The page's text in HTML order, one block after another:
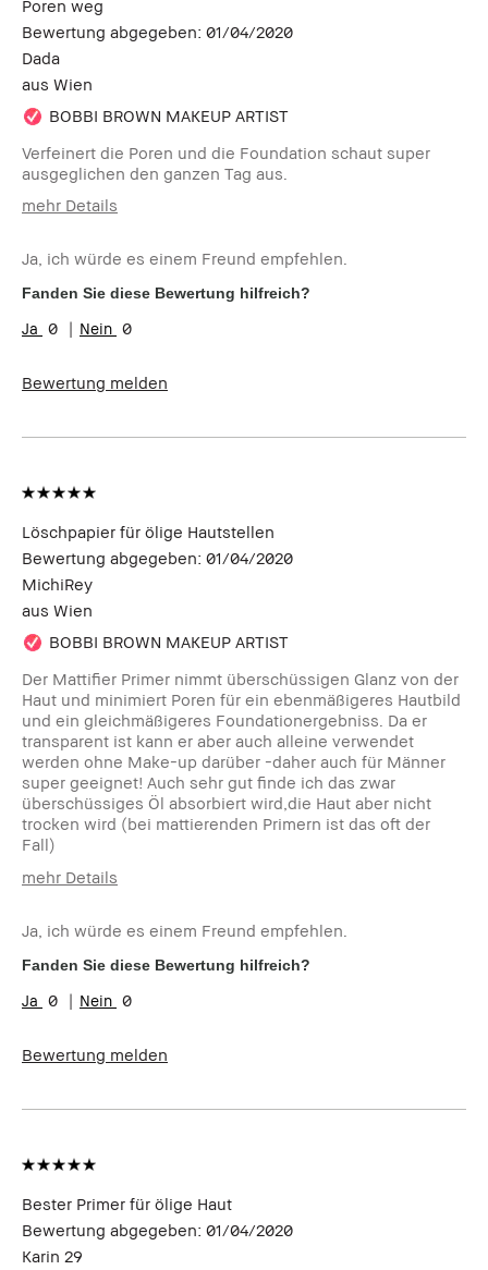
Poren weg
Bewertung abgegeben: 01/04/2020
Dada
aus Wien
BOBBI BROWN MAKEUP ARTIST
Verfeinert die Poren und die Foundation schaut super
ausgeglichen den ganzen Tag aus.
mehr Details
Hauttyp:
Mischhaut
Hautton:
Hell - Mittel
Hautbedürfnis(se):
Ja, ich würde es einem Freund empfehlen.
Fanden Sie diese Bewertung hilfreich?
0 0
Bewertung melden
Löschpapier für ölige Hautstellen
Bewertung abgegeben: 01/04/2020
MichiRey
aus Wien
BOBBI BROWN MAKEUP ARTIST
Der Mattifier Primer nimmt überschüssigen Glanz von der
Haut und minimiert Poren für ein ebenmäßigeres Hautbild
und ein gleichmäßigeres Foundationergebniss. Da er
transparent ist kann er aber auch alleine verwendet
werden ohne Make-up darüber -daher auch für Männer
super geeignet! Auch sehr gut finde ich das zwar
überschüssiges Öl absorbiert wird,die Haut aber nicht
trocken wird (bei mattierenden Primern ist das oft der
Fall)
mehr Details
Hautton:
Hell - Mittel
Produktvorteile:
Rasche Ergebnisse, Tragbar
Ja, ich würde es einem Freund empfehlen.
Fanden Sie diese Bewertung hilfreich?
0 0
Bewertung melden
Bester Primer für ölige Haut
Bewertung abgegeben: 01/04/2020
Karin 29